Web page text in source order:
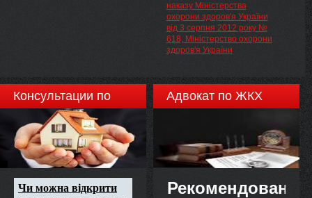
наказу Міністерства
охорони здоров'я України
від 3 серпня 2012 року №
618, Міністерство охорони
здоров'я України
Консультации по
недвижимости
Адвокат по ЖКХ
Рекомендовано